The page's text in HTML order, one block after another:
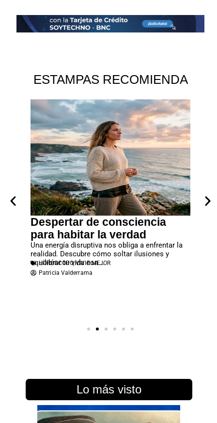
ESTAMPAS RECOMIENDA
Despertar de consciencia
para habitar la verdad
Una energía disruptiva nos obliga a enfrentar la
realidad. Descubre cómo soltar ilusiones y
equilibrar tu vida con...
HORÓSCOPO,VIVIR MEJOR
Patricia Valderrama
Lo más visto